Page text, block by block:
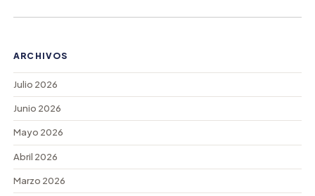
ARCHIVOS
Julio 2026
Junio 2026
Mayo 2026
Abril 2026
Marzo 2026